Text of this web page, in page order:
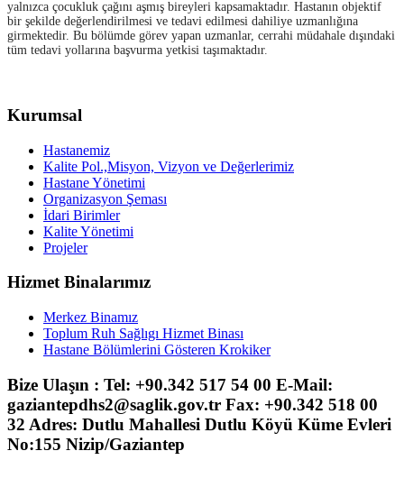
yalnızca çocukluk çağını aşmış bireyleri kapsamaktadır. Hastanın objektif
bir şekilde değerlendirilmesi ve tedavi edilmesi dahiliye uzmanlığına
girmektedir. Bu bölümde görev yapan uzmanlar, cerrahi müdahale dışındaki
tüm tedavi yollarına başvurma yetkisi taşımaktadır.
Kurumsal
Hastanemiz
Kalite Pol.,Misyon, Vizyon ve Değerlerimiz
Hastane Yönetimi
Organizasyon Şeması
İdari Birimler
Kalite Yönetimi
Projeler
Hizmet Binalarımız
Merkez Binamız
Toplum Ruh Sağlıgı Hizmet Binası
Hastane Bölümlerini Gösteren Krokiker
Bize Ulaşın : Tel: +90.342 517 54 00 E-Mail:
gaziantepdhs2@saglik.gov.tr Fax: +90.342 518 00
32 Adres: Dutlu Mahallesi Dutlu Köyü Küme Evleri
No:155 Nizip/Gaziantep